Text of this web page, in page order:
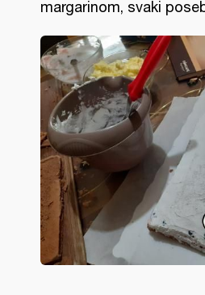
margarinom, svaki